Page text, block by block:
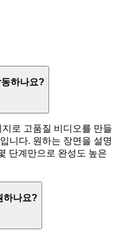
하나요?
로 고품질 비디오를 만들
니다. 원하는 장면을 설명
단계만으로 완성도 높은
하나요?